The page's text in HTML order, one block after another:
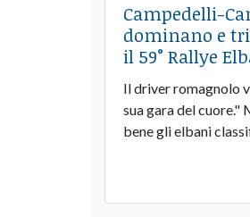
Campedelli-
dominano e
il 59° Rallye
Il driver romagnolo
sua gara del cuore."
bene gli elbani